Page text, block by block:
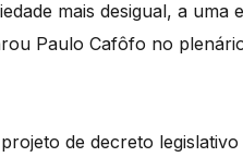
mais desigual, a uma
Paulo Cafôfo no
de decreto